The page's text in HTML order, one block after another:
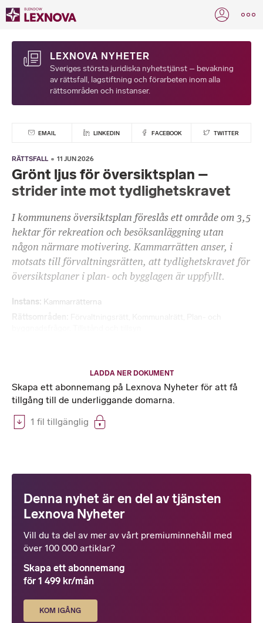
LEXNOVA NYHETER
Sveriges största juridiska nyhetstjänst – bevakning
av rättsfall, lagstiftning och förarbeten inom alla
rättsområden och instanser.
EMAIL LINKEDIN FACEBOOK TWITTER
RÄTTSFALL 11 JUN 2026
Grönt ljus för översiktsplan –
strider inte mot tydlighetskravet
I kommunens översiktsplan föreslås ett område om 3,5
hektar för rekreation och besöksanläggning utan
någon närmare motivering. Kammarrätten anser, i
motsats till förvaltningsrätten, att tydlighetskravet för
översiktsplaner i plan- och bygglagen är uppfyllt.
Instans Kammarrätterna
LADDA NER DOKUMENT
Skapa ett abonnemang på Lexnova Nyheter för att få
tillgång till de underliggande domarna.
1 fil tillgänglig
Denna nyhet är en del av tjänsten
Lexnova Nyheter
Vill du ta del av mer av vårt premiuminnehåll med
över 100 000 artiklar?
Skapa ett abonnemang
för 1 499 kr/mån
KOM IGÅNG